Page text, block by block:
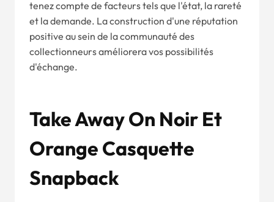
tenez compte de facteurs tels que l'état, la rareté
et la demande. La construction d'une réputation
positive au sein de la communauté des
collectionneurs améliorera vos possibilités
d'échange.
Take Away On Noir Et
Orange Casquette
Snapback